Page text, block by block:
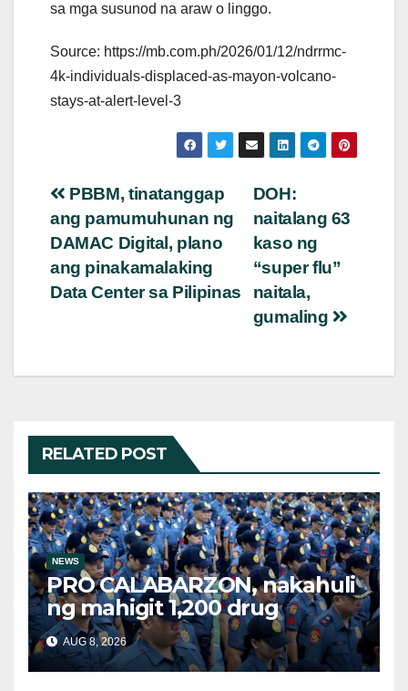
sa mga susunod na araw o linggo.
Source: https://mb.com.ph/2026/01/12/ndrrmc-
4k-individuals-displaced-as-mayon-volcano-
stays-at-alert-level-3
Post
navigation
DOH:
naitalang 63
kaso ng
“super flu”
naitala,
gumaling
PBBM, tinatanggap
ang pamumuhunan ng
DAMAC Digital, plano
ang pinakamalaking
Data Center sa Pilipinas
RELATED POST
NEWS
PRO CALABARZON, nakahuli
ng mahigit 1,200 drug
suspects at tinatayang nasa
Php29.6M halaga ng ilegal
na droga nasamsam noong
AUG 8, 2026